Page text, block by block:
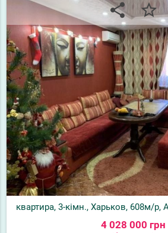
share star_border
квартира, 3-кімн., Харьков, 608м/
4 028 000 грн